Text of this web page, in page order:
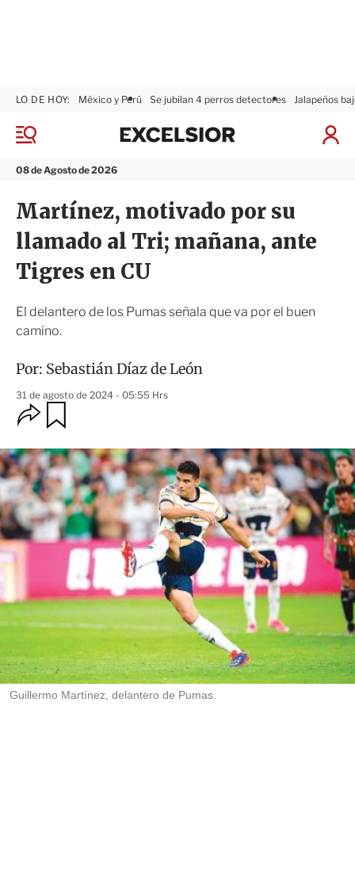
M
n
08 de Agosto de 2026
LO DE HOY: México y Perú Se jubilan 4 perros detectores Jalapeños
I
x
i
r
Martínez, motivado por su
llamado al Tri; mañana, ante
Tigres en CU
El delantero de los Pumas señala que va por el buen
camino.
Por: Sebastián Díaz de León
31 de agosto de 2024 - 05:55 Hrs
O
p
i
o
n
e
s
d
e
m
p
a
i
r
r
d
a
r
Guillermo Martínez, delantero de Pumas.